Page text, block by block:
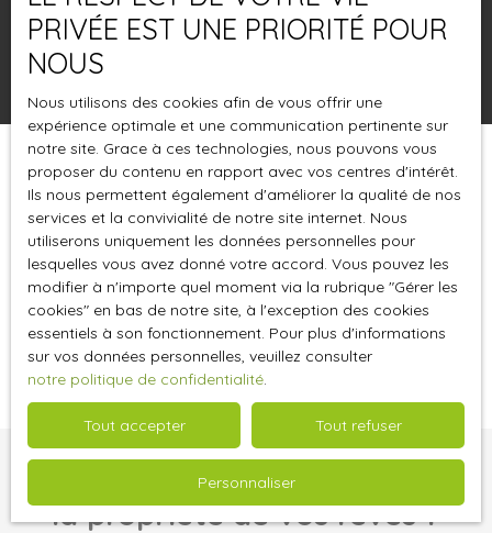
Surface min (m²)
Pertinence
Trier par Créer une alerte
Aucun résultat
Vous ne trouvez pas
la propriété de vos rêves ?
PRIVÉE EST UNE PRIORITÉ POUR
NOUS
Nous utilisons des cookies afin de vous offrir une
expérience optimale et une communication pertinente sur
notre site. Grace à ces technologies, nous pouvons vous
proposer du contenu en rapport avec vos centres d'intérêt.
Ils nous permettent également d'améliorer la qualité de nos
services et la convivialité de notre site internet. Nous
utiliserons uniquement les données personnelles pour
lesquelles vous avez donné votre accord. Vous pouvez les
modifier à n'importe quel moment via la rubrique ″Gérer les
cookies″ en bas de notre site, à l'exception des cookies
essentiels à son fonctionnement. Pour plus d'informations
sur vos données personnelles, veuillez consulter
notre politique de confidentialité.
Tout accepter Tout refuser
Personnaliser